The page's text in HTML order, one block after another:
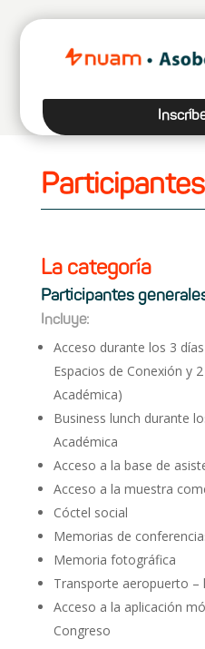
La categoría
Participantes
Incluye:
Acceso durante los 3
Espacios de Conexión y
Académica)
Business lunch durante
Académica
Acceso a la base de
Acceso a la muestra
Cóctel social
Memorias de
Memoria fotográfica
Transporte aeropuerto
Acceso a la aplicación
Congreso